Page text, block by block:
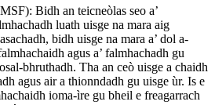
Bidh an teicneòlas seo a’
luath uisge na mara aig
bidh uisge na mara a’ dol a-
agus a’ falmhachadh gu
bhruthadh. Tha an ceò uisge a chaidh
agus air a thionndadh gu uisge ùr. Is e
ioma-ìre gu bheil e freagarrach